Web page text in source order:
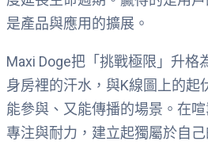
是產品與應用的擴展。
Maxi Doge把「挑戰極限」升格
身房裡的汗水，與K線圖上的起
能參與、又能傳播的場景。在
專注與耐力，建立起獨屬於自己